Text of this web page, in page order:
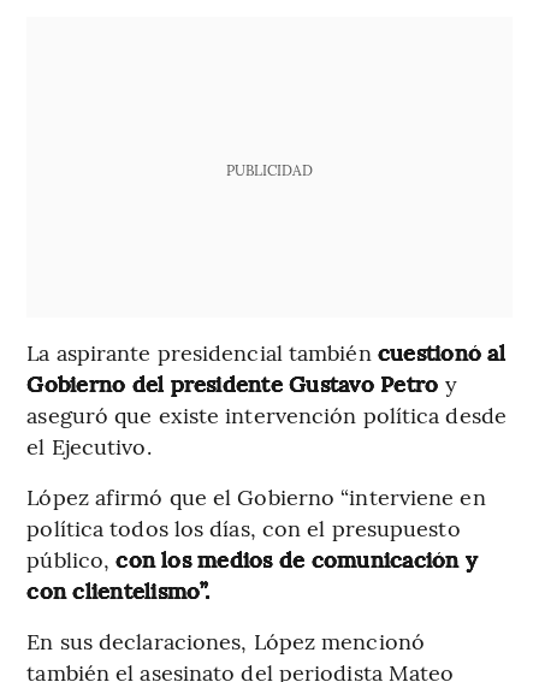
PUBLICIDAD
La aspirante presidencial también cuestionó al
Gobierno del presidente Gustavo Petro y
aseguró que existe intervención política desde
el Ejecutivo.
López afirmó que el Gobierno “interviene en
política todos los días, con el presupuesto
público,con los medios de comunicación y
con clientelismo”.
En sus declaraciones, López mencionó
también el asesinato del periodista Mateo